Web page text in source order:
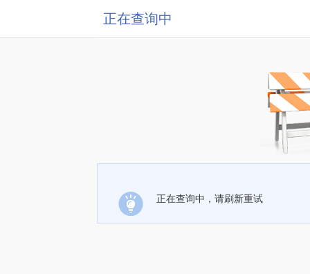
正在查询中
正在查询中，请刷新重试